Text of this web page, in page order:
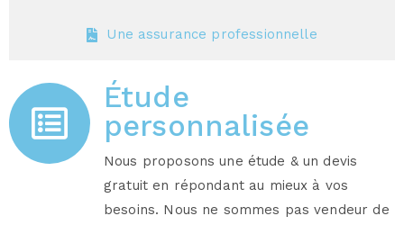
Une assurance professionnelle
Étude
personnalisée
Nous proposons une étude & un devis
gratuit en répondant au mieux à vos
besoins. Nous ne sommes pas vendeur de